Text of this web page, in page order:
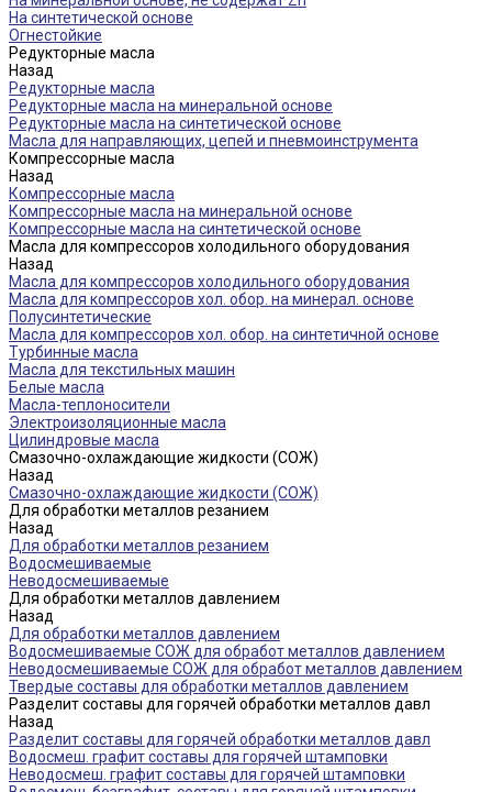
На синтетической основе
Огнестойкие
Редукторные масла
Назад
Редукторные масла
Редукторные масла на минеральной основе
Редукторные масла на синтетической основе
Масла для направляющих, цепей и пневмоинструмента
Компрессорные масла
Назад
Компрессорные масла
Компрессорные масла на минеральной основе
Компрессорные масла на синтетической основе
Масла для компрессоров холодильного оборудования
Назад
Масла для компрессоров холодильного оборудования
Масла для компрессоров хол. обор. на минерал. основе
Полусинтетические
Масла для компрессоров хол. обор. на синтетичной основе
Турбинные масла
Масла для текстильных машин
Белые масла
Масла-теплоносители
Электроизоляционные масла
Цилиндровые масла
Смазочно-охлаждающие жидкости (СОЖ)
Назад
Смазочно-охлаждающие жидкости (СОЖ)
Для обработки металлов резанием
Назад
Для обработки металлов резанием
Водосмешиваемые
Неводосмешиваемые
Для обработки металлов давлением
Назад
Для обработки металлов давлением
Водосмешиваемые СОЖ для обработ металлов давлением
Неводосмешиваемые СОЖ для обработ металлов давлением
Твердые составы для обработки металлов давлением
Разделит составы для горячей обработки металлов давл
Назад
Разделит составы для горячей обработки металлов давл
Водосмеш. графит составы для горячей штамповки
Неводосмеш. графит составы для горячей штамповки